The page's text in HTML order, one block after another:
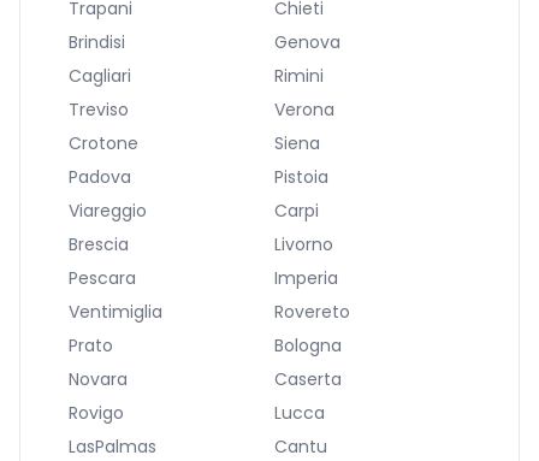
Trapani
Chieti
Brindisi
Genova
Cagliari
Rimini
Treviso
Verona
Crotone
Siena
Padova
Pistoia
Viareggio
Carpi
Brescia
Livorno
Pescara
Imperia
Ventimiglia
Rovereto
Prato
Bologna
Novara
Caserta
Rovigo
Lucca
LasPalmas
Cantu